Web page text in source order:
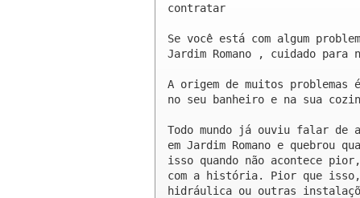
contratar
Se você está com algum
Jardim Romano , cuidado para
A origem de muitos
no seu banheiro e na sua
Todo mundo já ouviu falar de
em Jardim Romano e quebrou
isso quando não acontece
com a história. Pior que
hidráulica ou outras